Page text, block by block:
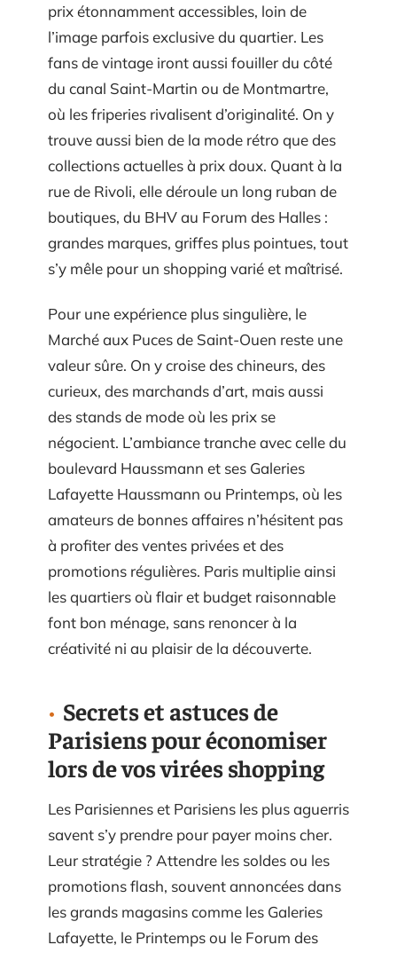
prix étonnamment accessibles, loin de
l’image parfois exclusive du quartier. Les
fans de vintage iront aussi fouiller du côté
du canal Saint-Martin ou de Montmartre,
où les friperies rivalisent d’originalité. On y
trouve aussi bien de la mode rétro que des
collections actuelles à prix doux. Quant à la
rue de Rivoli, elle déroule un long ruban de
boutiques, du BHV au Forum des Halles :
grandes marques, griffes plus pointues, tout
s’y mêle pour un shopping varié et maîtrisé.
Pour une expérience plus singulière, le
Marché aux Puces de Saint-Ouen reste une
valeur sûre. On y croise des chineurs, des
curieux, des marchands d’art, mais aussi
des stands de mode où les prix se
négocient. L’ambiance tranche avec celle du
boulevard Haussmann et ses Galeries
Lafayette Haussmann ou Printemps, où les
amateurs de bonnes affaires n’hésitent pas
à profiter des ventes privées et des
promotions régulières. Paris multiplie ainsi
les quartiers où flair et budget raisonnable
font bon ménage, sans renoncer à la
créativité ni au plaisir de la découverte.
Secrets et astuces de
Parisiens pour économiser
lors de vos virées shopping
Les Parisiennes et Parisiens les plus aguerris
savent s’y prendre pour payer moins cher.
Leur stratégie ? Attendre les soldes ou les
promotions flash, souvent annoncées dans
les grands magasins comme les Galeries
Lafayette, le Printemps ou le Forum des